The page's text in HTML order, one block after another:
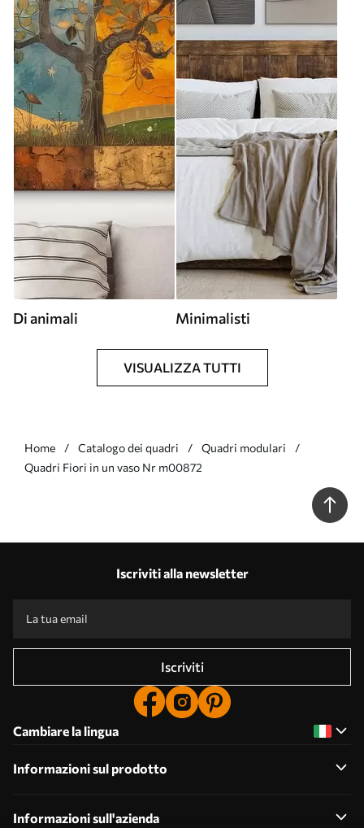
Di animali Minimalisti
VISUALIZZA TUTTI
Home Catalogo dei quadri
Quadri modulari
Quadri Fiori in un vaso Nr m00872
Iscriviti alla newsletter
Iscriviti
Cambiare la lingua
Informazioni sul prodotto
Informazioni sull'azienda